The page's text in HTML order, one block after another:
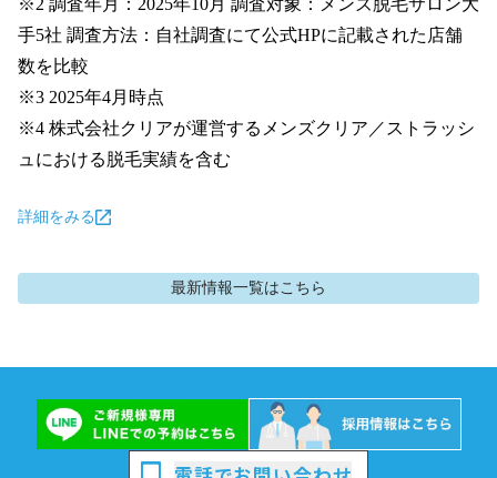
手5社 調査方法：自社調査にて公式HPに記載された店舗
数を比較
※3 2025年4月時点
※4 株式会社クリアが運営するメンズクリア／ストラッシ
ュにおける脱毛実績を含む
詳細をみる
最新情報一覧はこちら